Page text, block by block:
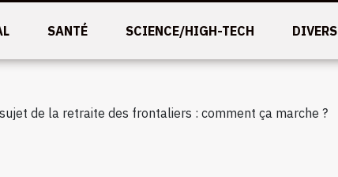
SANTÉ SCIENCE/HIGH-TECH DIVERS
de la retraite des frontaliers : comment ça marche ?